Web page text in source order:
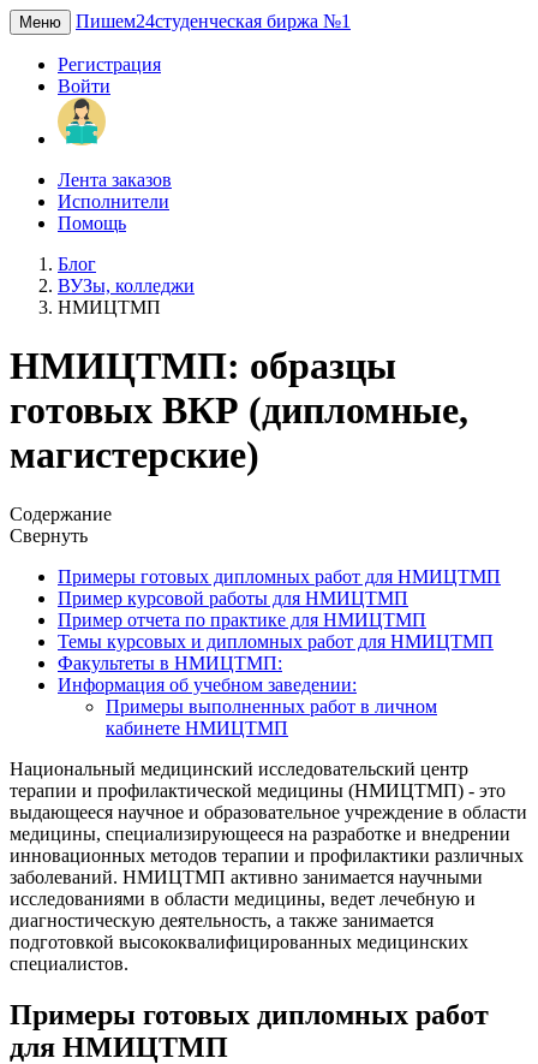
Меню Пишем24студенческая биржа №1
Регистрация
Войти
Лента заказов
Исполнители
Помощь
Блог
ВУЗы, колледжи
НМИЦТМП
НМИЦТМП: образцы
готовых ВКР (дипломные,
магистерские)
Содержание
Свернуть
Примеры готовых дипломных работ для НМИЦТМП
Пример курсовой работы для НМИЦТМП
Пример отчета по практике для НМИЦТМП
Темы курсовых и дипломных работ для НМИЦТМП
Факультеты в НМИЦТМП:
Информация об учебном заведении:
Примеры выполненных работ в личном
кабинете НМИЦТМП
Национальный медицинский исследовательский центр
терапии и профилактической медицины (НМИЦТМП) - это
выдающееся научное и образовательное учреждение в области
медицины, специализирующееся на разработке и внедрении
инновационных методов терапии и профилактики различных
заболеваний. НМИЦТМП активно занимается научными
исследованиями в области медицины, ведет лечебную и
диагностическую деятельность, а также занимается
подготовкой высококвалифицированных медицинских
специалистов.
Примеры готовых дипломных работ
для НМИЦТМП